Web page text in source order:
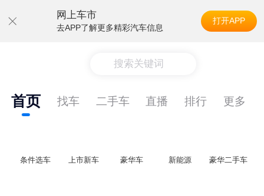
网上车市
去APP了解更多精彩汽车信息
打开APP
搜索关键词
首页 找车 二手车 直播 排行 更多
条件选车 上市新车 豪华车 新能源 豪华二手车